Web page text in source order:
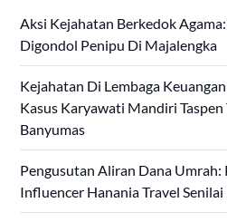
Aksi Kejahatan Berkedok
Digondol Penipu Di Majalengka
Kejahatan Di Lembaga
Kasus Karyawati Mandiri
Banyumas
Pengusutan Aliran Dana Umrah:
Influencer Hanania Travel